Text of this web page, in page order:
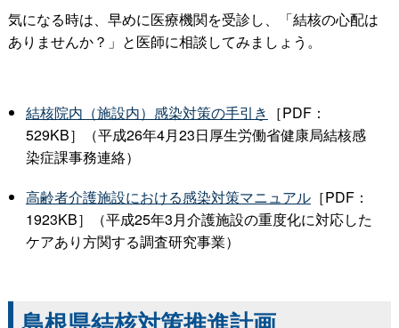
気になる時は、早めに医療機関を受診し、「結核の心配は
ありませんか？」と医師に相談してみましょう。
結核院内（施設内）感染対策の手引き ［PDF：
529KB］（平成26年4月23日厚生労働省健康局結核感
染症課事務連絡）
高齢者介護施設における感染対策マニュアル［PDF：
1923KB］（平成25年3月介護施設の重度化に対応した
ケアあり方関する調査研究事業）